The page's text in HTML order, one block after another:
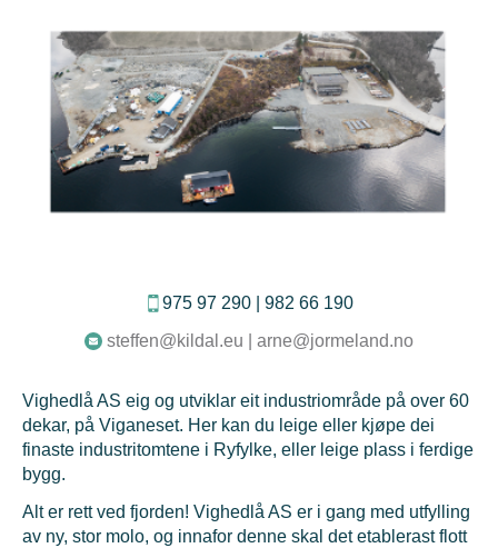
975 97 290 | 982 66 190
steffen@kildal.eu | arne@jormeland.no
Vighedlå AS eig og utviklar eit industriområde på over 60
dekar, på Viganeset. Her kan du leige eller kjøpe dei
finaste industritomtene i Ryfylke, eller leige plass i ferdige
bygg.
Alt er rett ved fjorden! Vighedlå AS er i gang med utfylling
av ny, stor molo, og innafor denne skal det etablerast flott